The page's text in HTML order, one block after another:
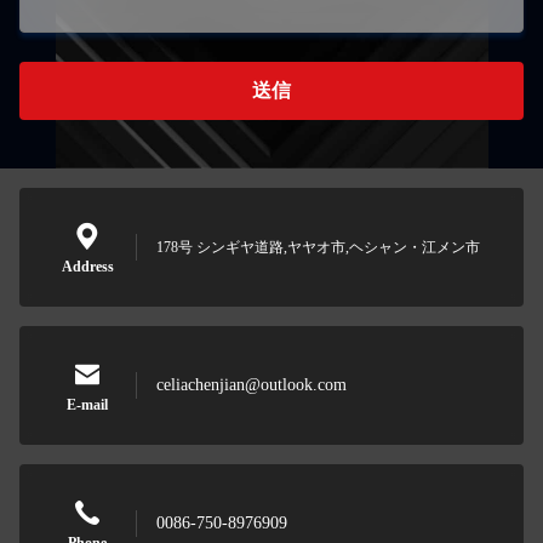
送信
Address
178号 シンギヤ道路,ヤヤオ市,ヘシャン・江メン市
E-mail
celiachenjian@outlook.com
0086-750-8976909